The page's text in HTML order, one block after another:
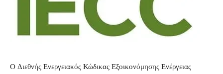
Ο Διεθνής Ενεργειακός Κώδικας Εξοικονόμησης Ενέργειας